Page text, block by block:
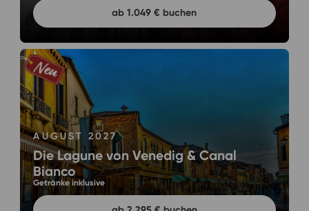
ab 1.049 € buchen
AUGUST 2027
Die Lagune von Venedig & Canal
Bianco
Getränke inklusive